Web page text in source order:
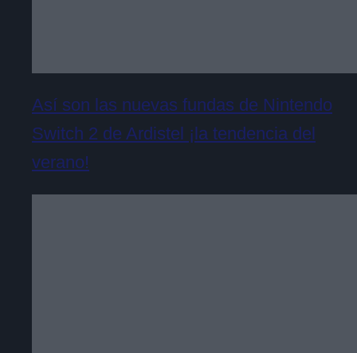
Así son las nuevas fundas de Nintendo
Switch 2 de Ardistel ¡la tendencia del
verano!